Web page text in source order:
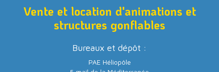
Vente et location d'animations et
structures gonflables
Bureaux et dépôt :
PAE Héliopôle